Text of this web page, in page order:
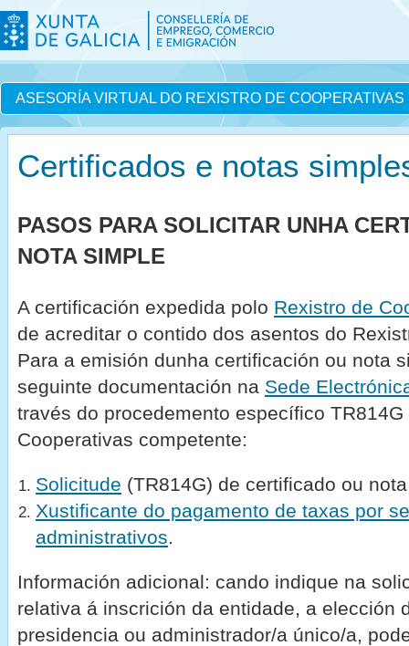
ASESORÍA VIRTUAL DO REXISTRO DE COOPERATIVAS
Certificados e notas
PASOS PARA SOLICITAR UNHA
NOTA SIMPLE
A certificación expedida polo Rexistro de
de acreditar o contido dos asentos do
Para a emisión dunha certificación ou nota
seguinte documentación na Sede
través do procedemento específico
Cooperativas competente:
Solicitude (TR814G) de certificado ou
Xustificante do pagamento de taxas por
administrativos.
Información adicional: cando indique na
relativa á inscrición da entidade, a elección
presidencia ou administrador/a único/a,